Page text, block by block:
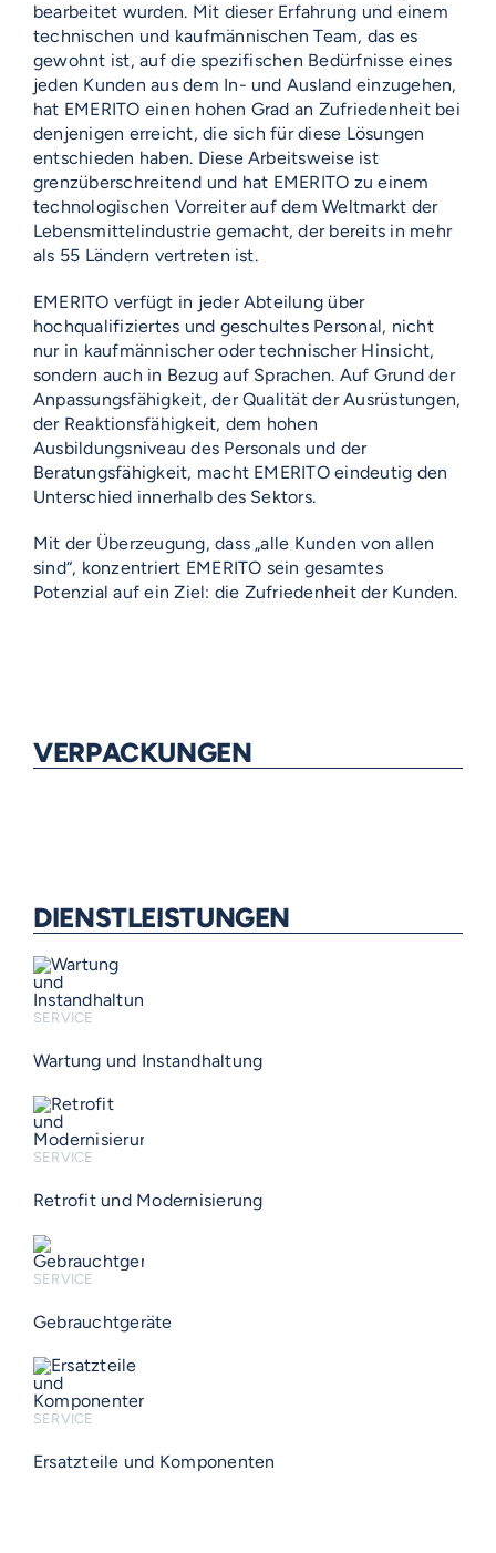
bearbeitet wurden. Mit dieser Erfahrung und einem
technischen und kaufmännischen Team, das es
gewohnt ist, auf die spezifischen Bedürfnisse eines
jeden Kunden aus dem In- und Ausland einzugehen,
hat EMERITO einen hohen Grad an Zufriedenheit bei
denjenigen erreicht, die sich für diese Lösungen
entschieden haben. Diese Arbeitsweise ist
grenzüberschreitend und hat EMERITO zu einem
technologischen Vorreiter auf dem Weltmarkt der
Lebensmittelindustrie gemacht, der bereits in mehr
als 55 Ländern vertreten ist.
EMERITO verfügt in jeder Abteilung über
hochqualifiziertes und geschultes Personal, nicht
nur in kaufmännischer oder technischer Hinsicht,
sondern auch in Bezug auf Sprachen. Auf Grund der
Anpassungsfähigkeit, der Qualität der Ausrüstungen,
der Reaktionsfähigkeit, dem hohen
Ausbildungsniveau des Personals und der
Beratungsfähigkeit, macht EMERITO eindeutig den
Unterschied innerhalb des Sektors.
Mit der Überzeugung, dass „alle Kunden von allen
sind“, konzentriert EMERITO sein gesamtes
Potenzial auf ein Ziel: die Zufriedenheit der Kunden.
VERPACKUNGEN
DIENSTLEISTUNGEN
SERVICE
Wartung und Instandhaltung
SERVICE
Retrofit und Modernisierung
SERVICE
Gebrauchtgeräte
SERVICE
Ersatzteile und Komponenten